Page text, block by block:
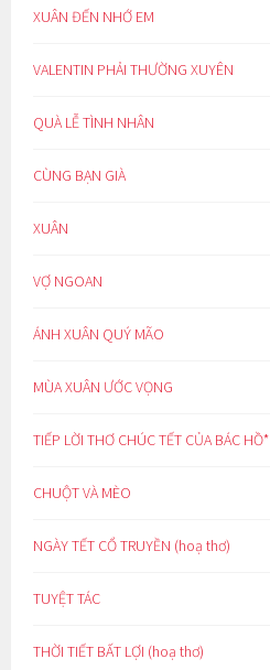
XUÂN ĐẾN NHỚ EM
VALENTIN PHẢI THƯỜNG XUYÊN
QUÀ LỄ TÌNH NHÂN
CÙNG BẠN GIÀ
XUÂN
VỢ NGOAN
ÁNH XUÂN QUÝ MÃO
MÙA XUÂN ƯỚC VỌNG
TIẾP LỜI THƠ CHÚC TẾT CỦA BÁC HỒ*
CHUỘT VÀ MÈO
NGÀY TẾT CỔ TRUYỀN (hoạ thơ)
TUYỆT TÁC
THỜI TIẾT BẤT LỢI (hoạ thơ)